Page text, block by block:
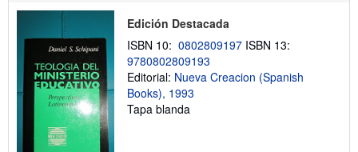
e
l
s
Edición Destacada
ISBN 10: 0802809197 ISBN 13:
9780802809193
Editorial: Nueva Creacion (Spanish
Books), 1993
Tapa blanda